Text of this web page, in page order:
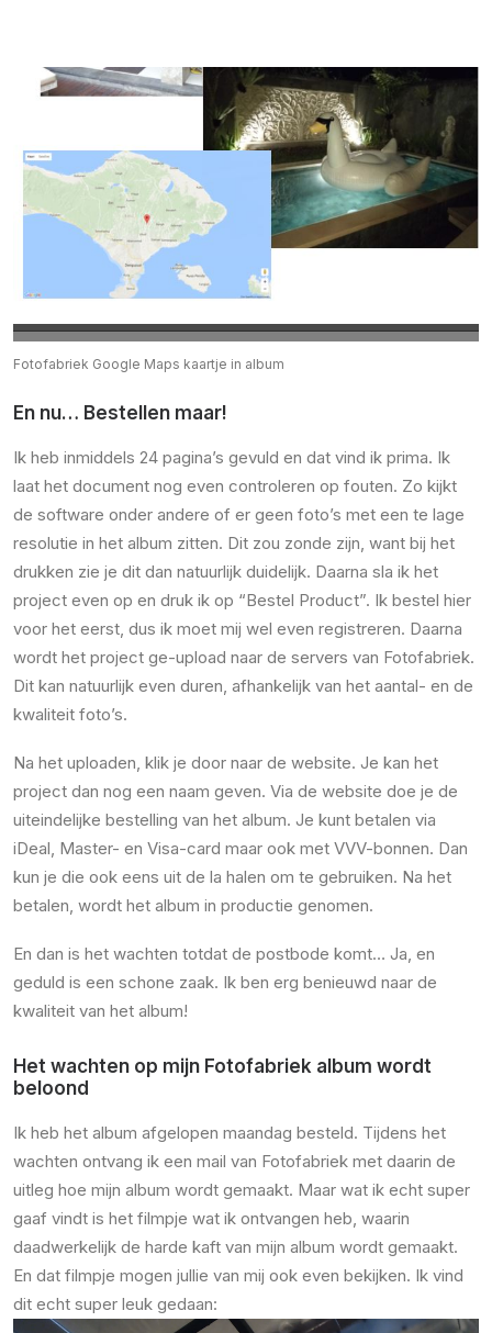
Fotofabriek Google Maps kaartje in album
En nu… Bestellen maar!
Ik heb inmiddels 24 pagina’s gevuld en dat vind ik prima. Ik
laat het document nog even controleren op fouten. Zo kijkt
de software onder andere of er geen foto’s met een te lage
resolutie in het album zitten. Dit zou zonde zijn, want bij het
drukken zie je dit dan natuurlijk duidelijk. Daarna sla ik het
project even op en druk ik op “Bestel Product”. Ik bestel hier
voor het eerst, dus ik moet mij wel even registreren. Daarna
wordt het project ge-upload naar de servers van Fotofabriek.
Dit kan natuurlijk even duren, afhankelijk van het aantal- en de
kwaliteit foto’s.
Na het uploaden, klik je door naar de website. Je kan het
project dan nog een naam geven. Via de website doe je de
uiteindelijke bestelling van het album. Je kunt betalen via
iDeal, Master- en Visa-card maar ook met VVV-bonnen. Dan
kun je die ook eens uit de la halen om te gebruiken. Na het
betalen, wordt het album in productie genomen.
En dan is het wachten totdat de postbode komt… Ja, en
geduld is een schone zaak. Ik ben erg benieuwd naar de
kwaliteit van het album!
Het wachten op mijn Fotofabriek album wordt
beloond
Ik heb het album afgelopen maandag besteld. Tijdens het
wachten ontvang ik een mail van Fotofabriek met daarin de
uitleg hoe mijn album wordt gemaakt. Maar wat ik echt super
gaaf vindt is het filmpje wat ik ontvangen heb, waarin
daadwerkelijk de harde kaft van mijn album wordt gemaakt.
En dat filmpje mogen jullie van mij ook even bekijken. Ik vind
dit echt super leuk gedaan: